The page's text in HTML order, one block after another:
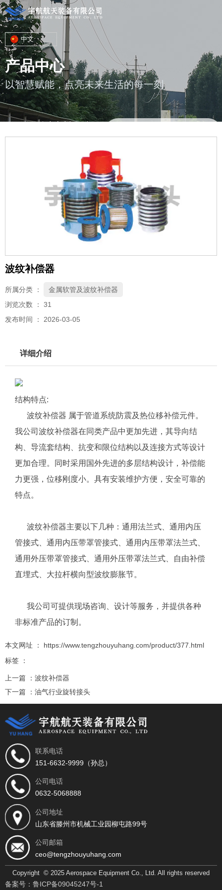
中文
产品中心
以智慧赋能，点亮未来生活的每一刻
波纹补偿器
所属分类 ：
金属软管及波纹补偿器
浏览次数 ： 31
发布时间 ： 2026-03-05
详细介绍
结构特点:
波纹补偿器 属于管道系统防震及热位移补偿元件。
我公司波纹补偿器在同类产品中更加先进，其导向结
构、导流套结构、抗变和限位结构以及连接方式等设计
更加合理。同时采用国外先进的多层结构设计，补偿能
力更强，位移刚度小。具有安装维护方便，安全可靠的
特点。
波纹补偿器主要以下几种：通用法兰式、通用内压
管接式、通用内压带罩管接式、通用内压带罩法兰式、
通用外压带罩管接式、通用外压带罩法兰式、自由补偿
直埋式、大拉杆横向型波纹膨胀节。
我公司可提供现场咨询、设计等服务，并提供各种
非标准产品的订制。
本文网址 ： https://www.tengzhouyuhang.com/product/377.html
标签 ：
上一篇 ： 波纹补偿器
下一篇 ： 油气行业旋转接头
相关推荐
联系电话
151-6632-9999（孙总）
公司电话
0632-5068888
公司地址
山东省滕州市机械工业园柳屯路99号
公司邮箱
ceo@tengzhouyuhang.com
Copyright © 2025 Aerospace Equipment Co., Ltd. All rights reserved
备案号：鲁ICP备09045247号-1